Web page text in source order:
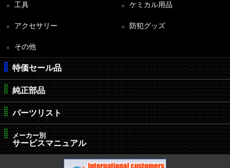
工具 ケミカル用品
アクセサリー 防犯グッズ
その他
特価セール品
純正部品
パーツリスト
メーカー別
サービスマニュアル